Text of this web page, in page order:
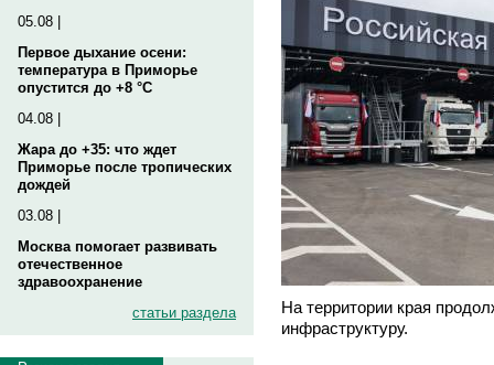
05.08 |
Первое дыхание осени:
температура в Приморье
опустится до +8 °C
04.08 |
Жара до +35: что ждет
Приморье после тропических
дождей
03.08 |
Москва помогает развивать
отечественное
здравоохранение
статьи раздела
На территории края
инфраструктуру.